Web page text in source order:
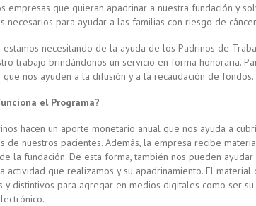
empresas que quieran apadrinar a nuestra fundación y
necesarios para ayudar a las familias con riesgo de
estamos necesitando de la ayuda de los Padrinos de
trabajo brindándonos un servicio en forma honoraria.
que nos ayuden a la difusión y a la recaudación de fondos.
el Programa?
hacen un aporte monetario anual que nos ayuda a
de nuestros pacientes. Además, la empresa recibe
la fundación. De esta forma, también nos pueden
actividad que realizamos y su apadrinamiento. El
y distintivos para agregar en medios digitales como ser